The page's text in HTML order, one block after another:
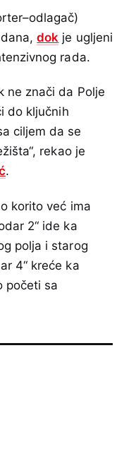
dana,dok je ugljeni
rada.
ne znači da Polje
do ključnih
ciljem da se
rekao je
.
korito već ima
2“ ide ka
polja i starog
4“ kreće ka
početi sa